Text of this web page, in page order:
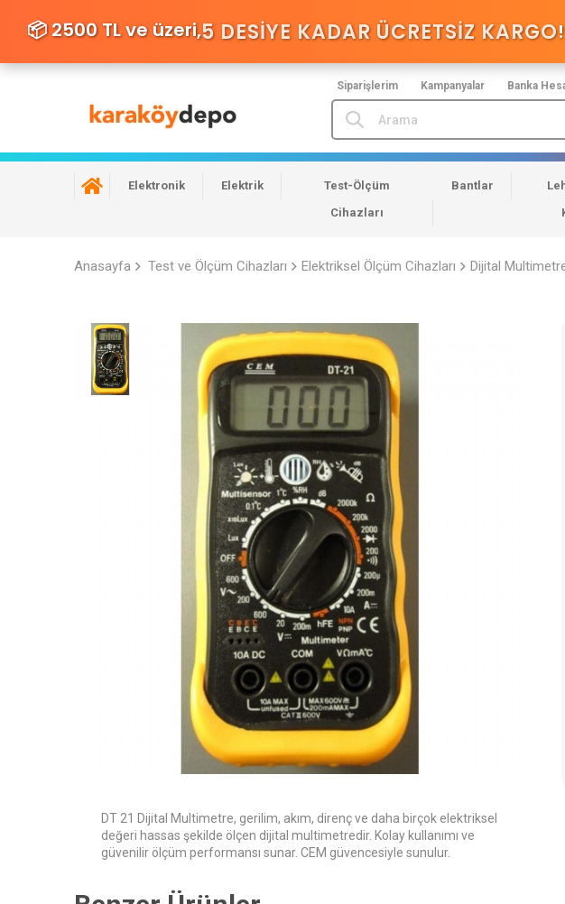
Siparişlerim Kampanyalar Banka
📦 2500 TL ve üzeri,5 DESIYE KADAR ÜCRETSİZ KARGO!
Elektronik Elektrik
Test-Ölçüm
Cihazları
Bantlar
Anasayfa Test ve Ölçüm Cihazları Elektriksel Ölçüm Cihazları Dijital
DT 21 Dijital Multimetre, gerilim, akım, direnç ve daha birçok elektriksel
değeri hassas şekilde ölçen dijital multimetredir. Kolay kullanımı ve
güvenilir ölçüm performansı sunar. CEM güvencesiyle sunulur.